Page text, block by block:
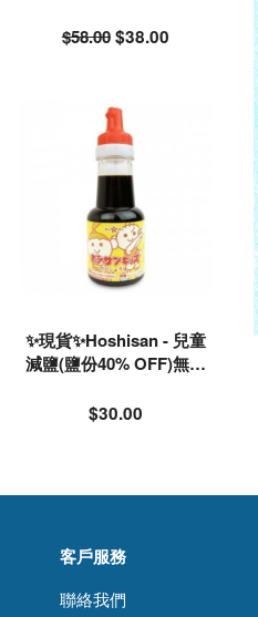
$58.00$38.00
✨現貨✨Hoshisan - 兒童
減鹽(鹽份40% OFF)無添
$30.00
客戶服務
聯絡我們